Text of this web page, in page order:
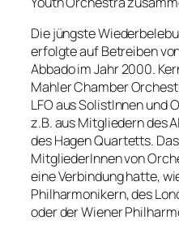
Die jüngste
erfolgte auf Betreiben
Abbado im Jahr 2000.
Mahler Chamber
LFO aus SolistInnen und
z.B. aus Mitgliedern des
des Hagen Quartetts.
MitgliederInnen von
eine Verbindung hatte,
Philharmonikern, des
oder der Wiener